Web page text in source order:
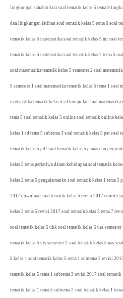
lingkungan sahabat kita soal tematik kelas 5 tema 9
dan lingkungan latihan soal tematik kelas 5 tema 6 soal
tematik kelas 5 matematika soal tematik kelas 5 mi soal
tematik kelas 5 matematika soal tematik kelas 2 tema 5
soal matematika tematik kelas 5 semester 2 soal
5 semester 1 soal matematika tematik kelas 5 tema 1 soal
matematika tematik kelas 5 sd kumpulan soal
tema 5 soal tematik kelas 5 online soal tematik online
kelas 1 sd tema 5 subtema 3 soal tematik kelas 5 pat soal
tematik kelas 5 pdf soal tematik kelas 5 panas dan
kelas 5 tema peristiwa dalam kehidupan soal tematik
kelas 2 tema 5 pengalamanku soal tematik kelas 1 tema
2017 download soal tematik kelas 5 revisi 2017 contoh
kelas 2 tema 5 revisi 2017 soal tematik kelas 5 tema 7
soal tematik kelas 5 ukk soal tematik kelas 5 uas
tematik kelas 5 uts semester 2 soal tematik kelas 5 uas
5 kelas 1 soal tematik kelas 5 tema 1 subtema 2 revisi
tematik kelas 5 tema 1 subtema 3 revisi 2017 soal tematik
tematik kelas 1 tema 5 subtema 2 soal tematik kelas 1